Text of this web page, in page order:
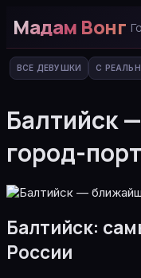
Мадам Вонг
ВСЕ ДЕВУШКИ С
Балтийск
город-порт
Балтийск:
России